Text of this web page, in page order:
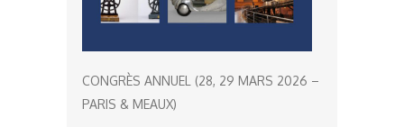
CONGRÈS ANNUEL (28, 29 MARS 2026 –
PARIS & MEAUX)